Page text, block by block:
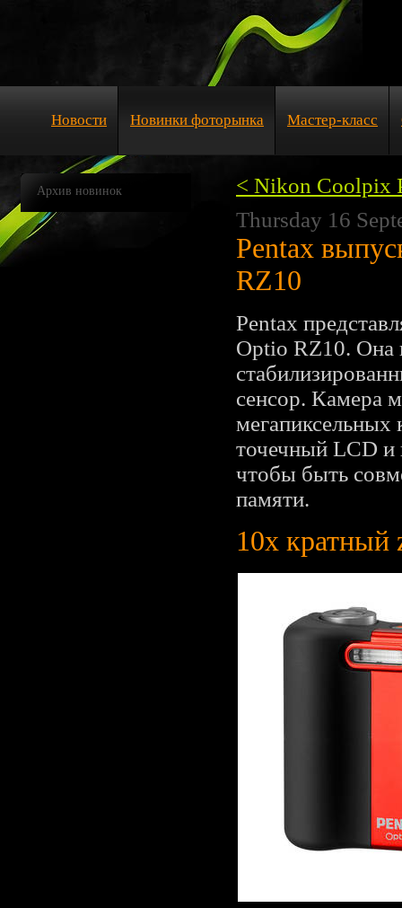
Новости Новинки фоторынка Мастер-класс
< Nikon Coolpix
Thursday 16
Pentax
RZ10
Pentax
Optio RZ10. Она
сенсор. Камера
мегапиксельных
точечный LCD и
чтобы быть
памяти.
10x кратный
Архив новинок